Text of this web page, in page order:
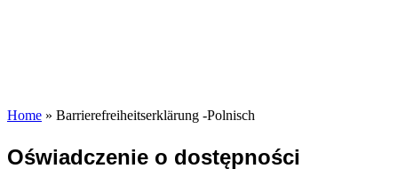
Home » Barrierefreiheitserklärung -Polnisch
Oświadczenie o dostępności